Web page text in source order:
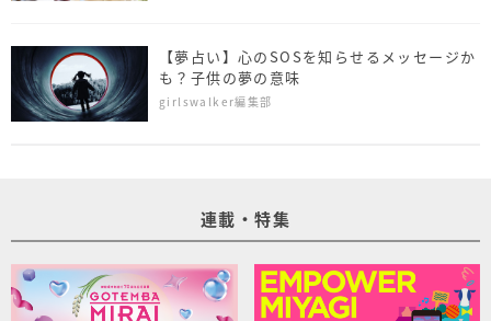
【夢占い】心のSOSを知らせるメッセージか
も？子供の夢の意味
girlswalker編集部
連載・特集